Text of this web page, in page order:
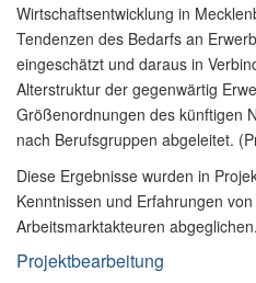
Wirtschaftsentwicklung in
Tendenzen des Bedarfs an
eingeschätzt und daraus in
Alterstruktur der gegenwärtig
Größenordnungen des künftigen
nach Berufsgruppen abgeleitet.
Diese Ergebnisse wurden in
Kenntnissen und Erfahrungen
Arbeitsmarktakteuren abgeglichen.
Projektbearbeitung